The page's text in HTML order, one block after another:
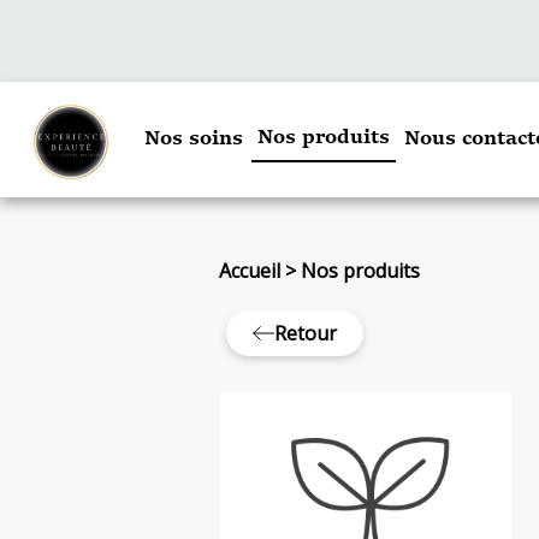
Nos soins Nos produits Nous
Accueil>Nos produits
Retour